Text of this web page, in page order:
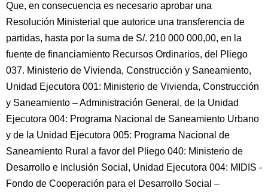
Que, en consecuencia es necesario aprobar una
Resolución Ministerial que autorice una transferencia de
partidas, hasta por la suma de S/. 210 000 000,00, en la
fuente de financiamiento Recursos Ordinarios, del Pliego
037. Ministerio de Vivienda, Construcción y Saneamiento,
Unidad Ejecutora 001: Ministerio de Vivienda, Construcción
y Saneamiento – Administración General, de la Unidad
Ejecutora 004: Programa Nacional de Saneamiento Urbano
y de la Unidad Ejecutora 005: Programa Nacional de
Saneamiento Rural a favor del Pliego 040: Ministerio de
Desarrollo e Inclusión Social, Unidad Ejecutora 004: MIDIS -
Fondo de Cooperación para el Desarrollo Social –